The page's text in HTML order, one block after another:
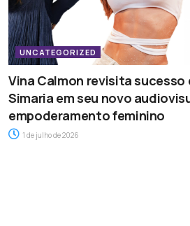
UNCATEGORIZED
Vina Calmon revisita sucesso
Simaria em seu novo
empoderamento feminino
1 de julho de 2026